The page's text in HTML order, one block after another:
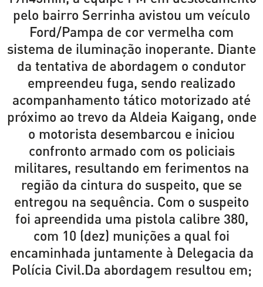
pelo bairro Serrinha avistou um veículo
Ford/Pampa de cor vermelha com
sistema de iluminação inoperante. Diante
da tentativa de abordagem o condutor
empreendeu fuga, sendo realizado
acompanhamento tático motorizado até
próximo ao trevo da Aldeia Kaigang, onde
o motorista desembarcou e iniciou
confronto armado com os policiais
militares, resultando em ferimentos na
região da cintura do suspeito, que se
entregou na sequência. Com o suspeito
foi apreendida uma pistola calibre 380,
com 10 (dez) munições a qual foi
encaminhada juntamente à Delegacia da
Polícia Civil.Da abordagem resultou em;